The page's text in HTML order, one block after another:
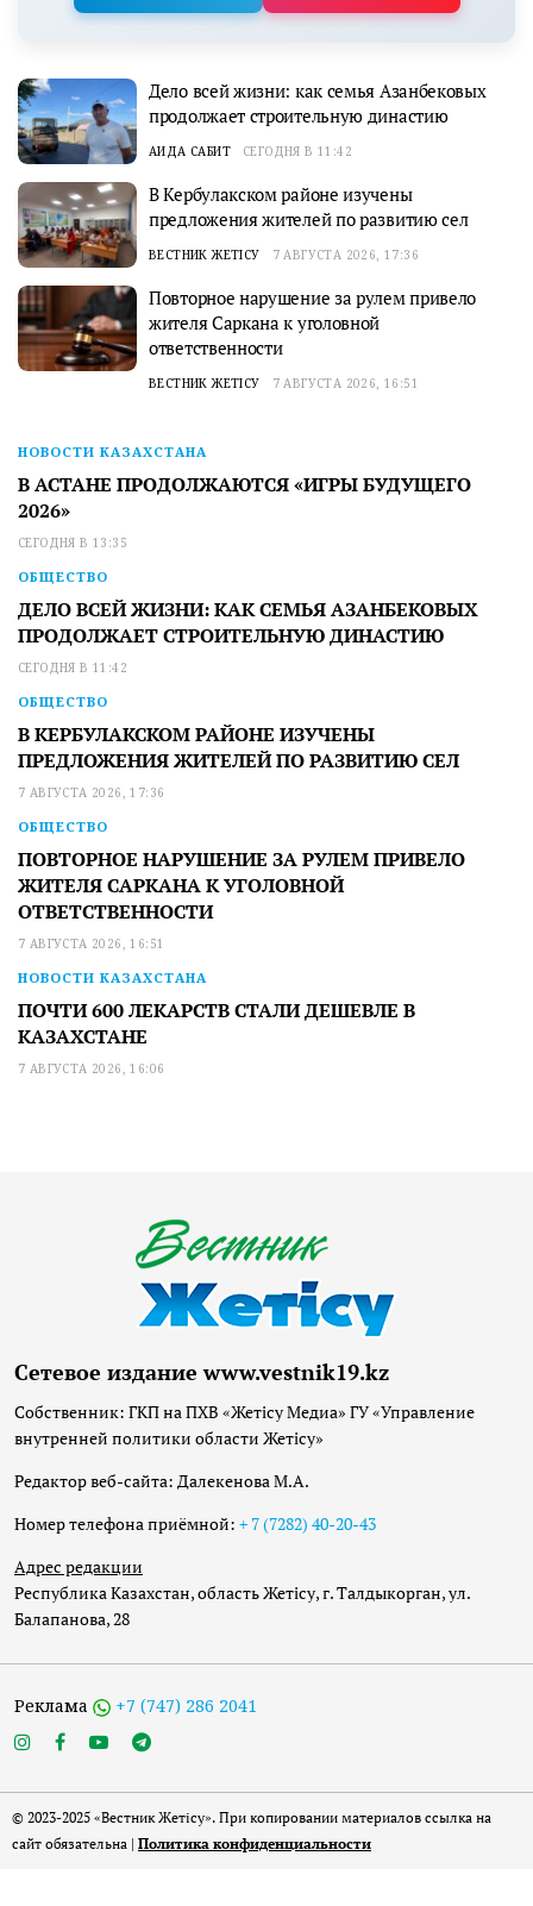
Дело всей жизни: как семья Азанбековых
продолжает строительную династию
АИДА САБИТ СЕГОДНЯ В 11:42
В Кербулакском районе изучены
предложения жителей по развитию сел
ВЕСТНИК ЖЕТІСУ 7 АВГУСТА 2026, 17:36
Повторное нарушение за рулем привело
жителя Саркана к уголовной
ответственности
ВЕСТНИК ЖЕТІСУ 7 АВГУСТА 2026, 16:51
НОВОСТИ КАЗАХСТАНА
В АСТАНЕ ПРОДОЛЖАЮТСЯ «ИГРЫ БУДУЩЕГО
2026»
СЕГОДНЯ В 13:35
ОБЩЕСТВО
ДЕЛО ВСЕЙ ЖИЗНИ: КАК СЕМЬЯ АЗАНБЕКОВЫХ
ПРОДОЛЖАЕТ СТРОИТЕЛЬНУЮ ДИНАСТИЮ
СЕГОДНЯ В 11:42
ОБЩЕСТВО
В КЕРБУЛАКСКОМ РАЙОНЕ ИЗУЧЕНЫ
ПРЕДЛОЖЕНИЯ ЖИТЕЛЕЙ ПО РАЗВИТИЮ СЕЛ
7 АВГУСТА 2026, 17:36
ОБЩЕСТВО
ПОВТОРНОЕ НАРУШЕНИЕ ЗА РУЛЕМ ПРИВЕЛО
ЖИТЕЛЯ САРКАНА К УГОЛОВНОЙ
ОТВЕТСТВЕННОСТИ
7 АВГУСТА 2026, 16:51
НОВОСТИ КАЗАХСТАНА
ПОЧТИ 600 ЛЕКАРСТВ СТАЛИ ДЕШЕВЛЕ В
КАЗАХСТАНЕ
7 АВГУСТА 2026, 16:06
Сетевое издание www.vestnik19.kz
Собственник: ГКП на ПХВ «Жетісу Медиа» ГУ «Управление
внутренней политики области Жетісу»
Редактор веб-сайта: Далекенова М.А.
Номер телефона приёмной: + 7 (7282) 40-20-43
Адрес редакции
Республика Казахстан, область Жетісу, г. Талдыкорган, ул.
Балапанова, 28
Реклама +7 (747) 286 2041
© 2023-2025 «Вестник Жетісу». При копировании материалов ссылка на
сайт обязательна | Политика конфиденциальности